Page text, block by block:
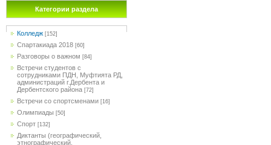
Категории раздела
Колледж [152]
Спартакиада 2018 [60]
Разговоры о важном [84]
Встречи студентов с
сотрудниками ПДН, Муфтията РД,
администраций г.Дербента и
Дербентского района [72]
Встречи со спортсменами [16]
Олимпиады [50]
Спорт [132]
Диктанты (географический,
этнографический,